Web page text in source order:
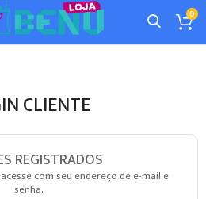
0
CLIENTE
REGISTRADOS
com seu endereço de e-mail e
senha.